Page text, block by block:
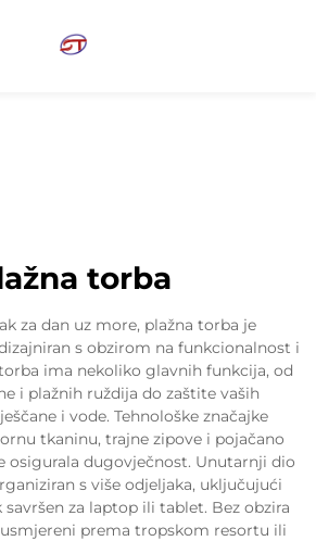
torba
za dan uz more, plažna torba je
s obzirom na funkcionalnost i
ima nekoliko glavnih funkcija, od
i plažnih ruždija do zaštite vaših
i vode. Tehnološke značajke
tkaninu, trajne zipove i pojačano
osigurala dugovječnost. Unutarnji dio
s više odjeljaka, uključujući
za laptop ili tablet. Bez obzira
prema tropskom resortu ili